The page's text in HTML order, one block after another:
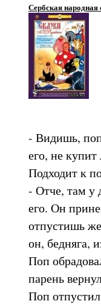
Сербская
- Видишь,
его, не
Подходит к
- Отче, там у
его. Он
отпустишь
он, бедняга,
Поп
парень
Поп